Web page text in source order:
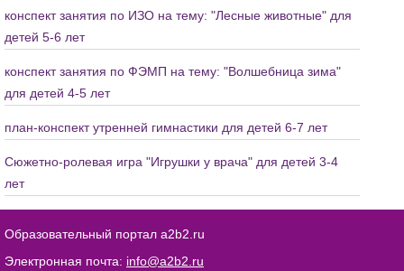
конспект занятия по ИЗО на тему: "Лесные животные" для
детей 5-6 лет
конспект занятия по ФЭМП на тему: "Волшебница зима"
для детей 4-5 лет
план-конспект утренней гимнастики для детей 6-7 лет
Сюжетно-ролевая игра "Игрушки у врача" для детей 3-4
лет
Образовательный портал a2b2.ru
Электронная почта: info@a2b2.ru